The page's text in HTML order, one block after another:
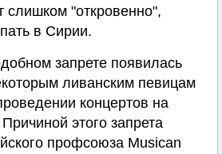
слишком "откровенно",
в Сирии.
запрете появилась
ливанским певицам
концертов на
этого запрета
профсоюза Musican